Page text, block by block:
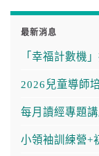
最新消息
「幸福計數機
2026兒童導師
每月讀經專題
小領袖訓練營+